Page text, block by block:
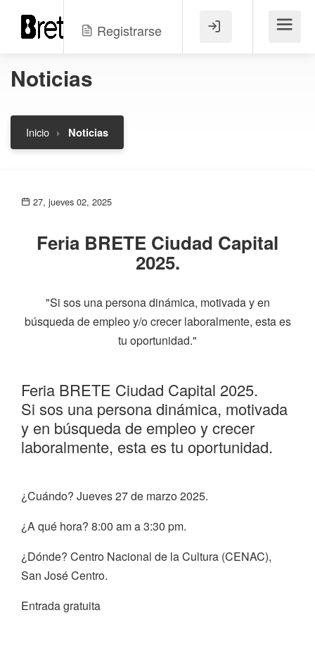
Registrarse Menú
Noticias
Inicio Noticias
27, jueves 02, 2025
Feria BRETE Ciudad Capital
2025.
"Si sos una persona dinámica, motivada y en
búsqueda de empleo y/o crecer laboralmente, esta es
tu oportunidad."
Feria BRETE Ciudad Capital 2025.
Si sos una persona dinámica, motivada
y en búsqueda de empleo y crecer
laboralmente, esta es tu oportunidad.
¿Cuándo? Jueves 27 de marzo 2025.
¿A qué hora? 8:00 am a 3:30 pm.
¿Dónde? Centro Nacional de la Cultura (CENAC),
San José Centro.
Entrada gratuita